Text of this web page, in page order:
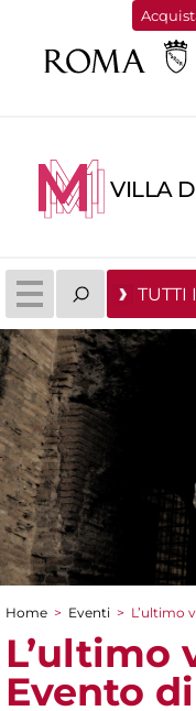
VILLA
TUTTI
Tu sei qui
Home > Eventi > L’ultimo
L’ultimo
Evento